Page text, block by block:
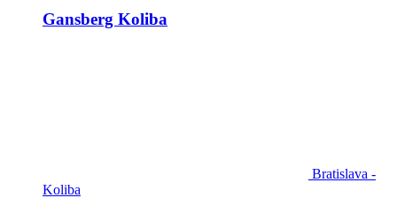
Gansberg Koliba
Bratislava -
Koliba